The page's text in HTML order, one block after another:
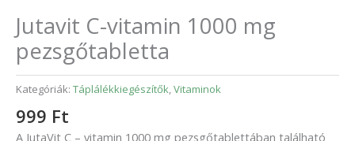
Jutavit C-vitamin 1000 mg
pezsgőtabletta
Kategóriák: Táplálékkiegészítők,Vitaminok
999 Ft
A JutaVit C – vitamin 1000 mg pezsgőtablettában található